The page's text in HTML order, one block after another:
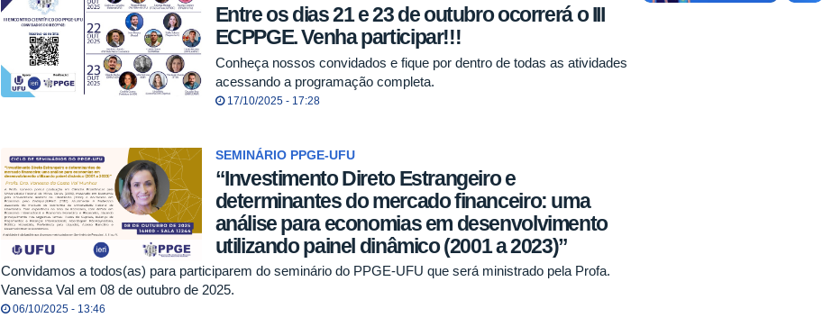
Entre os dias 21 e 23 de outubro ocorrerá o III
ECPPGE. Venha participar!!!
Conheça nossos convidados e fique por dentro de todas as atividades
acessando a programação completa.
17/10/2025 - 17:28
SEMINÁRIO PPGE-UFU
“Investimento Direto Estrangeiro e
determinantes do mercado financeiro: uma
análise para economias em desenvolvimento
utilizando painel dinâmico (2001 a 2023)”
Convidamos a todos(as) para participarem do seminário do PPGE-UFU que será ministrado pela Profa.
Vanessa Val em 08 de outubro de 2025.
06/10/2025 - 13:46